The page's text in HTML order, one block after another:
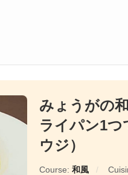
みょうがの
ライパン1つ
ウジ）
Course: 和風